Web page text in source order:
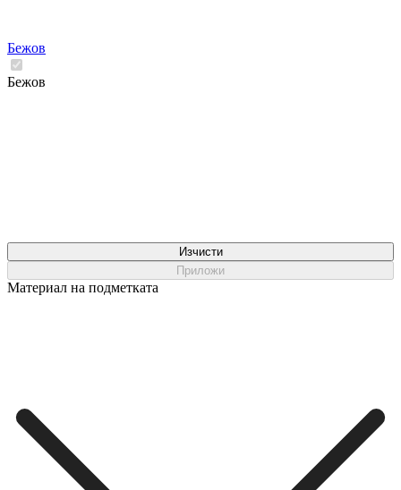
Бежов
Бежов
Изчисти
Приложи
Материал на подметката